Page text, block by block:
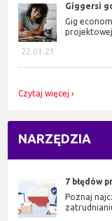
22.03.21
Giggersi
Gig
Czytaj więcej
NARZĘDZIA
7 błędów
Poznaj